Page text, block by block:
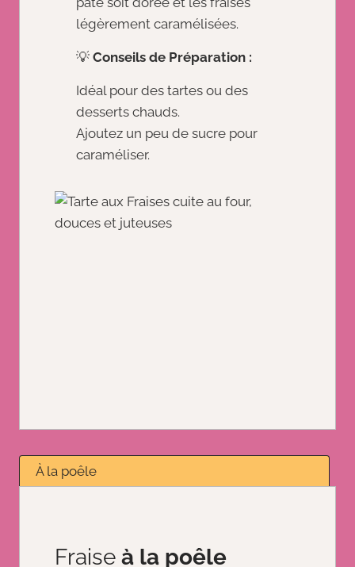
légèrement caramélisées.
💡 Conseils de Préparation :
Idéal pour des tartes ou des
desserts chauds.
Ajoutez un peu de sucre pour
caraméliser.
À la poêle
Fraise à la poêle